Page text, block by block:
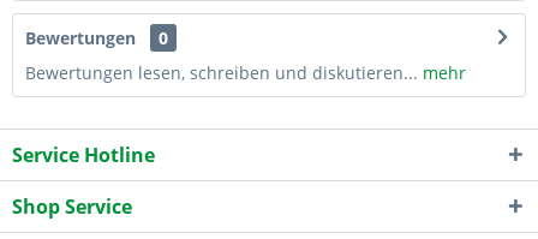
Bewertungen
0
Bewertungen lesen, schreiben und diskutieren... mehr
Service Hotline
Shop Service